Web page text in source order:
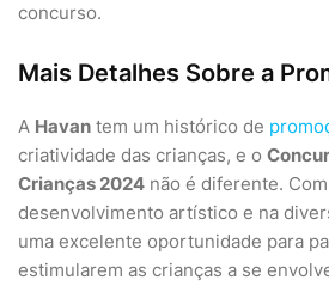
concurso.
Mais Detalhes Sobre a
A Havan tem um histórico de
criatividade das crianças, e o
Crianças 2024 não é diferente.
desenvolvimento artístico e na
uma excelente oportunidade para
estimularem as crianças a se